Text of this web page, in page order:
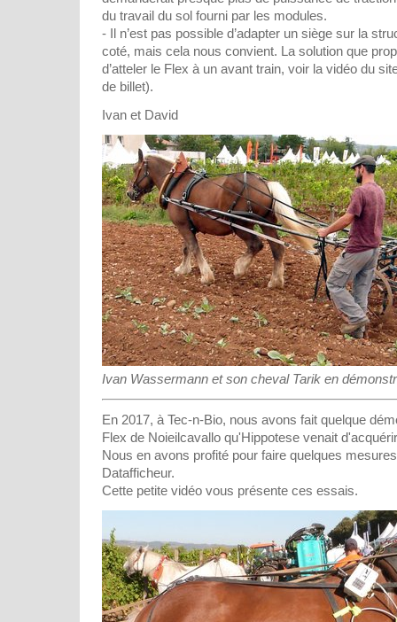
du travail du sol fourni par les modules.
- Il n’est pas possible d’adapter un siège sur la
coté, mais cela nous convient. La solution que
d’atteler le Flex à un avant train, voir la vidéo du
de billet).
Ivan et David
Ivan Wassermann et son cheval Tarik en
En 2017, à Tec-n-Bio, nous avons fait quelque
Flex de Noieilcavallo qu'Hippotese venait
Nous en avons profité pour faire quelques
Datafficheur.
Cette petite vidéo vous présente ces essais.